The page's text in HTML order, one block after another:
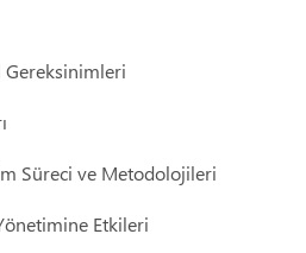
Gereksinimleri
Süreci ve Metodolojileri
Etkileri